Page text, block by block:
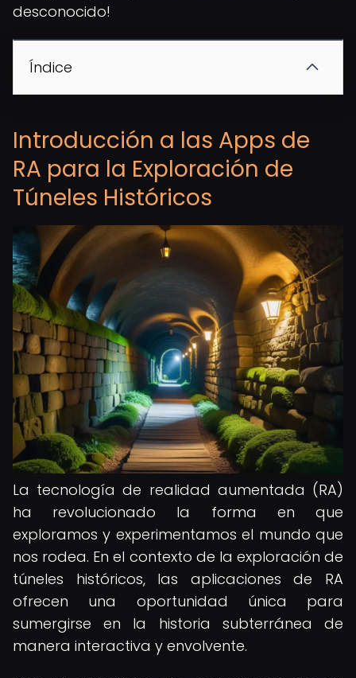
desconocido!
Índice
Introducción a las Apps de
RA para la Exploración de
Túneles Históricos
La tecnología de realidad aumentada (RA)
ha revolucionado la forma en que
exploramos y experimentamos el mundo que
nos rodea. En el contexto de la exploración de
túneles históricos, las aplicaciones de RA
ofrecen una oportunidad única para
sumergirse en la historia subterránea de
manera interactiva y envolvente.